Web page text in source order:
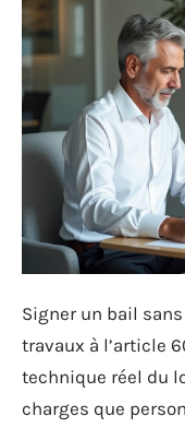
Signer un bail
travaux à l’article
technique réel du
charges que